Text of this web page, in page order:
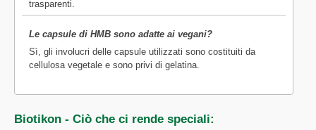
trasparenti.
Le capsule di HMB sono adatte ai vegani?
Sì, gli involucri delle capsule utilizzati sono costituiti da
cellulosa vegetale e sono privi di gelatina.
Biotikon - Ciò che ci rende speciali: